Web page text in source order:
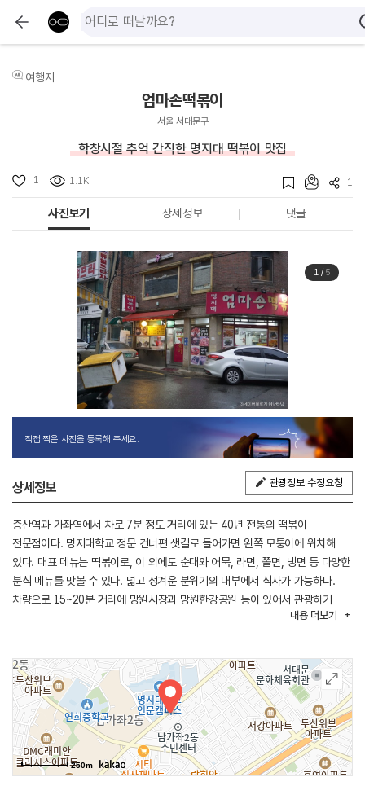
여행지
엄마손떡볶이
서울 서대문구
학창시절 추억 간직한 명지대 떡볶이 맛집
1 1.1K 1
사진보기 상세정보 댓글
1/ 5
직접 찍은 사진을 등록해 주세요.
상세정보 관광정보 수정요청
증산역과 가좌역에서 차로 7분 정도 거리에 있는 40년 전통의 떡볶이
전문점이다. 명지대학교 정문 건너편 샛길로 들어가면 왼쪽 모퉁이에 위치해
있다. 대표 메뉴는 떡볶이로, 이 외에도 순대와 어묵, 라면, 쫄면, 냉면 등 다양한
분식 메뉴를 맛볼 수 있다. 넓고 정겨운 분위기의 내부에서 식사가 가능하다.
차량으로 15~20분 거리에 망원시장과 망원한강공원 등이 있어서 관광하기
내용 더보기
250m